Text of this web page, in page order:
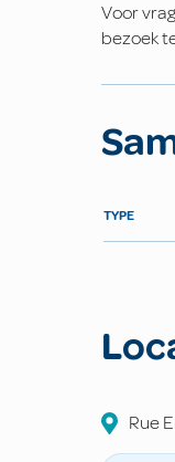
Voor
bezoek
TYPE
Rue